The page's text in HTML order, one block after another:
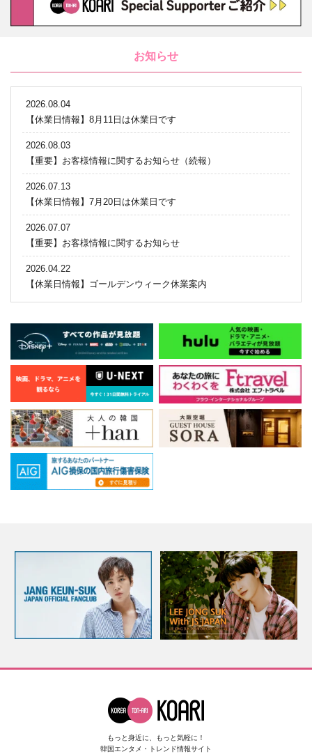
お知らせ
2026.08.04
【休業日情報】8月11日は休業日です
2026.08.03
【重要】お客様情報に関するお知らせ（続報）
2026.07.13
【休業日情報】7月20日は休業日です
2026.07.07
【重要】お客様情報に関するお知らせ
2026.04.22
【休業日情報】ゴールデンウィーク休業案内
もっと身近に、もっと気軽に！
韓国エンタメ・トレンド情報サイト